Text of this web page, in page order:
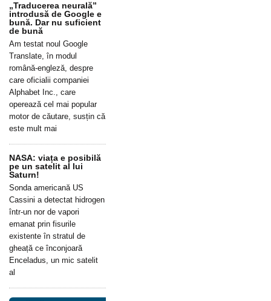
„Traducerea neurală”
introdusă de Google e
bună. Dar nu suficient
de bună
Am testat noul Google
Translate, în modul
română-engleză, despre
care oficialii companiei
Alphabet Inc., care
operează cel mai popular
motor de căutare, susțin că
este mult mai
NASA: viața e posibilă
pe un satelit al lui
Saturn!
Sonda americană US
Cassini a detectat hidrogen
într-un nor de vapori
emanat prin fisurile
existente în stratul de
gheață ce înconjoară
Enceladus, un mic satelit
al